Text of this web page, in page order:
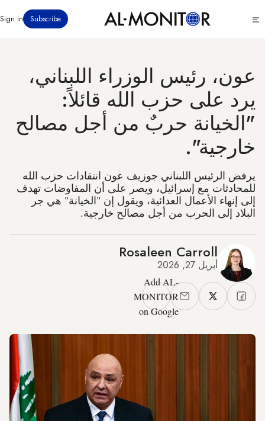
إلى
Subscribe
Sign in
عون، رئيس الوزراء اللبناني،
يرد على حزب الله قائلاً:
"الخيانة حربٌ من أجل مصالح
خارجية".
يرفض الرئيس اللبناني جوزيف عون انتقادات حزب الله
للمحادثات مع إسرائيل، ويصر على أن المفاوضات تهدف
إلى إنهاء الأعمال العدائية، ويقول إن "الخيانة" هي جر
البلاد إلى الحرب من أجل مصالح خارجية.
Rosaleen Carroll
أبريل 27, 2026
Add AL-
MONITOR
on Google